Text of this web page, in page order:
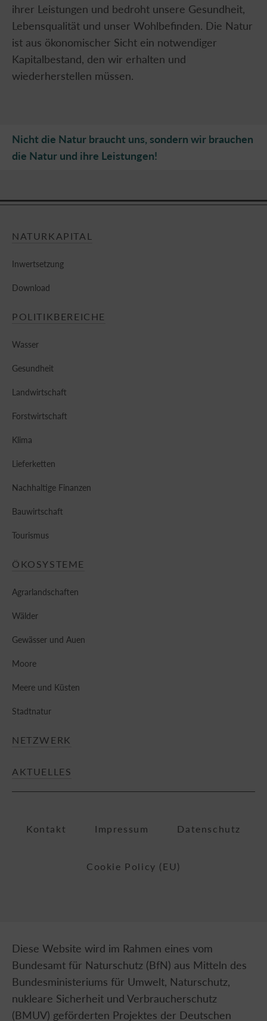
ihrer Leistungen und bedroht unsere Gesundheit,
Lebensqualität und unser Wohlbefinden. Die Natur
ist aus ökonomischer Sicht ein notwendiger
Kapitalbestand, den wir erhalten und
wiederherstellen müssen.
Nicht die Natur braucht uns, sondern wir brauchen
die Natur und ihre Leistungen!
NATURKAPITAL
Inwertsetzung
Download
POLITIKBEREICHE
Wasser
Gesundheit
Landwirtschaft
Forstwirtschaft
Klima
Lieferketten
Nachhaltige Finanzen
Bauwirtschaft
Tourismus
ÖKOSYSTEME
Agrarlandschaften
Wälder
Gewässer und Auen
Moore
Meere und Küsten
Stadtnatur
NETZWERK
AKTUELLES
Kontakt Impressum Datenschutz
Cookie Policy (EU)
Diese Website wird im Rahmen eines vom
Bundesamt für Naturschutz (BfN) aus Mitteln des
Bundesministeriums für Umwelt, Naturschutz,
nukleare Sicherheit und Verbraucherschutz
(BMUV) geförderten Projektes der Deutschen